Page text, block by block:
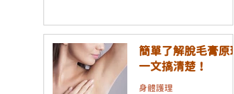
簡單了解脫毛膏原理
一文搞清楚 ！
身體護理